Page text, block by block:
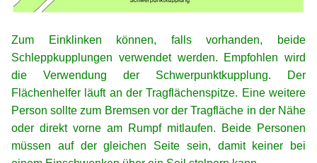
Zum Einklinken können, falls vorhanden, beide
Schleppkupplungen verwendet werden. Empfohlen wird
die Verwendung der Schwerpunktkupplung. Der
Flächenhelfer läuft an der Tragflächenspitze. Eine weitere
Person sollte zum Bremsen vor der Tragfläche in der Nähe
oder direkt vorne am Rumpf mitlaufen. Beide Personen
müssen auf der gleichen Seite sein, damit keiner bei